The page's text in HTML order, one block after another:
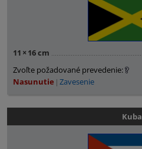
11 × 16 cm
Zvoľte požadované prevedenie:
Nasunutie Zavesenie
Kuba